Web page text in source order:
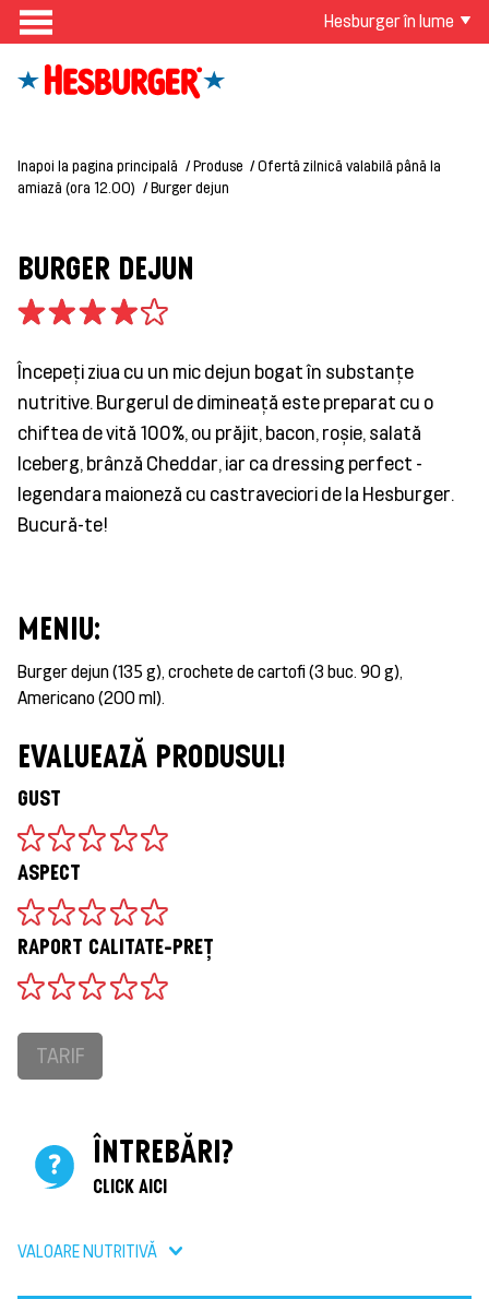
Hesburger în lume
Inapoi la pagina principală Produse
Ofertă zilnică valabilă până la
amiază (ora 12.00)
Burger dejun
BURGER DEJUN
Începeți ziua cu un mic dejun bogat în substanțe
nutritive. Burgerul de dimineață este preparat cu o
chiftea de vită 100%, ou prăjit, bacon, roșie, salată
Iceberg, brânză Cheddar, iar ca dressing perfect -
legendara maioneză cu castraveciori de la Hesburger.
Bucură-te!
MENIU:
Burger dejun (135 g), crochete de cartofi (3 buc. 90 g),
Americano (200 ml).
EVALUEAZĂ PRODUSUL!
GUST
ASPECT
RAPORT CALITATE-PREȚ
TARIF
ÎNTREBĂRI?
CLICK AICI
VALOARE NUTRITIVǍ